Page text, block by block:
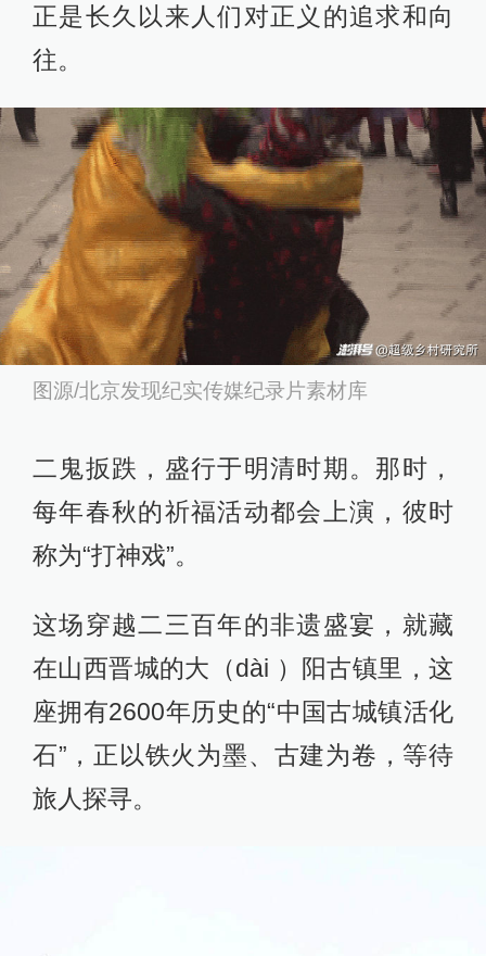
正是长久以来人们对正义的追求和向
往。
图源/北京发现纪实传媒纪录片素材库
二鬼扳跌，盛行于明清时期。那时，
每年春秋的祈福活动都会上演，彼时
称为“打神戏”。
这场穿越二三百年的非遗盛宴，就藏
在山西晋城的大（dài ）阳古镇里，这
座拥有2600年历史的“中国古城镇活化
石”，正以铁火为墨、古建为卷，等待
旅人探寻。